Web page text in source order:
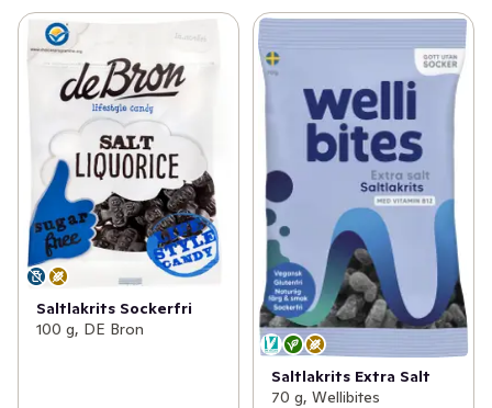
Saltlakrits Sockerfri
100 g, DE Bron
Saltlakrits Extra Salt
70 g, Wellibites